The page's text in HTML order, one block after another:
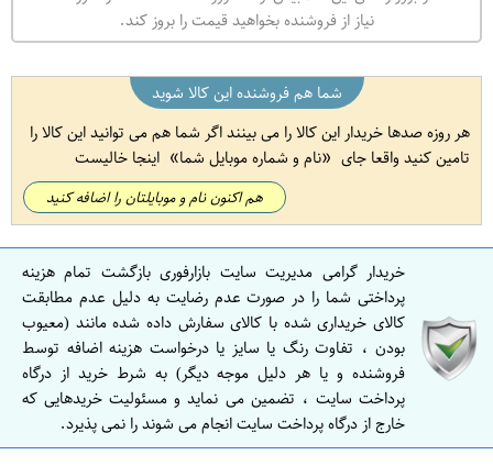
نیاز از فروشنده بخواهید قیمت را بروز کند.
شما هم فروشنده این کالا شوید
هر روزه صدها خریدار این کالا را می بینند اگر شما هم می توانید این کالا را
تامین کنید واقعا جای
نام و شماره موبایل شما اینجا خالیست
هم اکنون نام و موبایلتان را اضافه کنید
خریدار گرامی مدیریت سایت بازارفوری بازگشت تمام هزینه
پرداختی شما را در صورت عدم رضایت به دلیل عدم مطابقت
کالای خریداری شده با کالای سفارش داده شده مانند (معیوب
بودن ، تفاوت رنگ یا سایز یا درخواست هزینه اضافه توسط
فروشنده و یا هر دلیل موجه دیگر) به شرط خرید از درگاه
پرداخت سایت ، تضمین می نماید و مسئولیت خریدهایی که
خارج از درگاه پرداخت سایت انجام می شوند را نمی پذیرد.